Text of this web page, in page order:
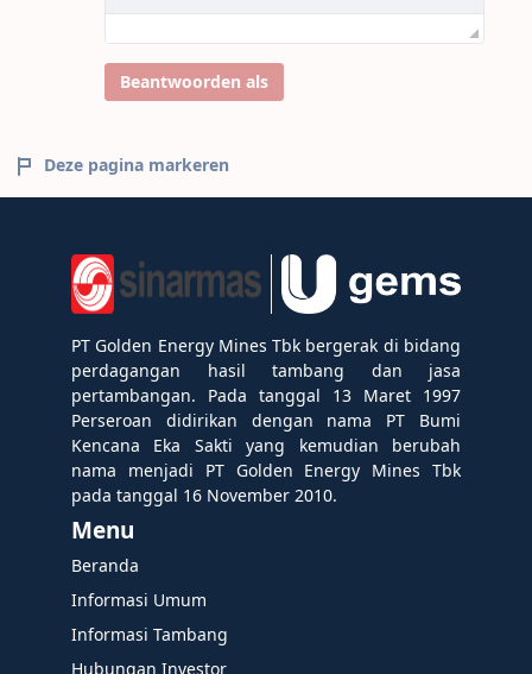
Beantwoorden als
Deze pagina markeren
PT Golden Energy Mines Tbk bergerak di bidang
perdagangan hasil tambang dan jasa
pertambangan. Pada tanggal 13 Maret 1997
Perseroan didirikan dengan nama PT Bumi
Kencana Eka Sakti yang kemudian berubah
nama menjadi PT Golden Energy Mines Tbk
pada tanggal 16 November 2010.
Menu
Beranda
Informasi Umum
Informasi Tambang
Hubungan Investor